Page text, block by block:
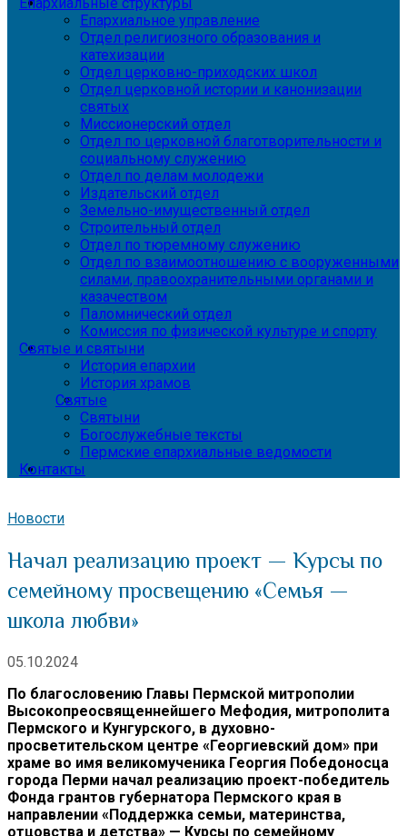
Епархиальное управление
Отдел религиозного образования и
катехизации
Отдел церковно-приходских школ
Отдел церковной истории и канонизации
святых
Миссионерский отдел
Отдел по церковной благотворительности и
социальному служению
Отдел по делам молодежи
Издательский отдел
Земельно-имущественный отдел
Строительный отдел
Отдел по тюремному служению
Отдел по взаимоотношению с вооруженными
силами, правоохранительными органами и
казачеством
Паломнический отдел
Комиссия по физической культуре и спорту
Святые и святыни
История епархии
История храмов
Святые
Святыни
Богослужебные тексты
Пермские епархиальные ведомости
Контакты
Новости
Начал реализацию проект — Курсы по
семейному просвещению «Семья —
школа любви»
05.10.2024
По благословению Главы Пермской митрополии
Высокопреосвященнейшего Мефодия, митрополита
Пермского и Кунгурского, в духовно-
просветительском центре «Георгиевский дом» при
храме во имя великомученика Георгия Победоносца
города Перми начал реализацию проект-победитель
Фонда грантов губернатора Пермского края в
направлении «Поддержка семьи, материнства,
отцовства и детства» — Курсы по семейному